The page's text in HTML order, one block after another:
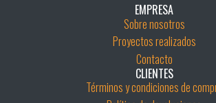
EMPRESA
Sobre nosotros
Proyectos realizados
Contacto
CLIENTES
Términos y condiciones de